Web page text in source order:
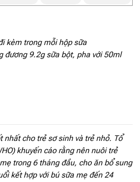
0.11 mg
112 mg
71 mg
kèm trong mỗi hộp sữa
đương 9.2g sữa bột, pha với 50ml
nhất cho trẻ sơ sinh và trẻ nhỏ. Tổ
khuyến cáo rằng nên nuôi trẻ
trong 6 tháng đầu, cho ăn bổ sung
kết hợp với bú sữa mẹ đến 24